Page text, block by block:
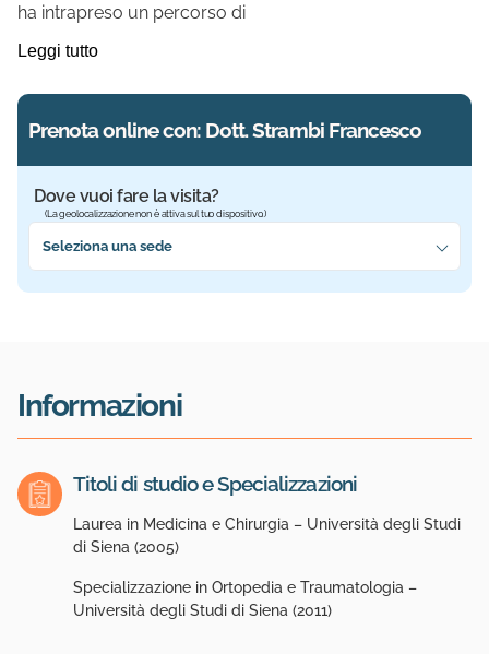
ha intrapreso un percorso di
Leggi tutto
Prenota online con: Dott. Strambi Francesco
Dove vuoi fare la visita?
Seleziona la sede più vicina a te
Seleziona una sede
(La geolocalizzazione non è attiva sul tuo dispositivo.)
Informazioni
Titoli di studio e Specializzazioni
Laurea in Medicina e Chirurgia – Università degli Studi
di Siena (2005)
Specializzazione in Ortopedia e Traumatologia –
Università degli Studi di Siena (2011)